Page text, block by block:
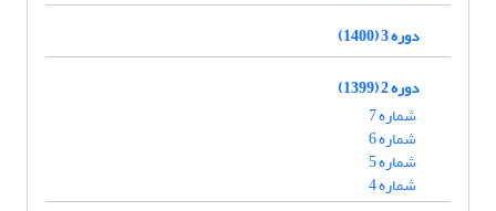
دوره 3 (1400)
دوره 2 (1399)
شماره 7
شماره 6
شماره 5
شماره 4